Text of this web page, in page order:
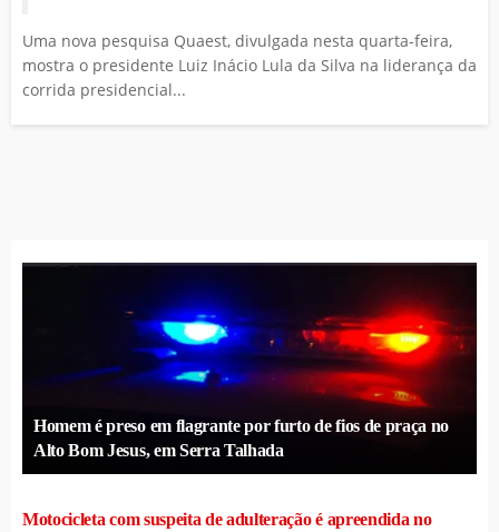
Uma nova pesquisa Quaest, divulgada nesta quarta-feira,
mostra o presidente Luiz Inácio Lula da Silva na liderança da
corrida presidencial...
Homem é preso em flagrante por furto de fios de praça no
Alto Bom Jesus, em Serra Talhada
Motocicleta com suspeita de adulteração é apreendida no